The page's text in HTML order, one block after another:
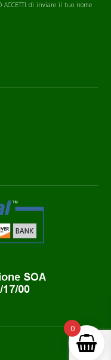
ACCETTI di inviare il tuo nome
0